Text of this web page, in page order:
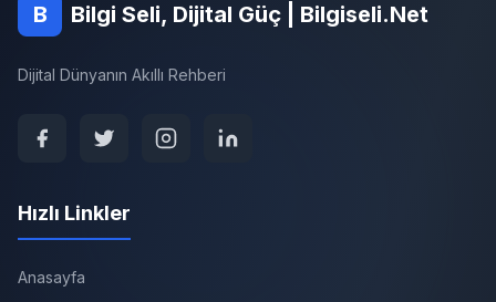
B Bilgi Seli, Dijital Güç | Bilgiseli.Net
Dijital Dünyanın Akıllı Rehberi
Hızlı Linkler
Anasayfa